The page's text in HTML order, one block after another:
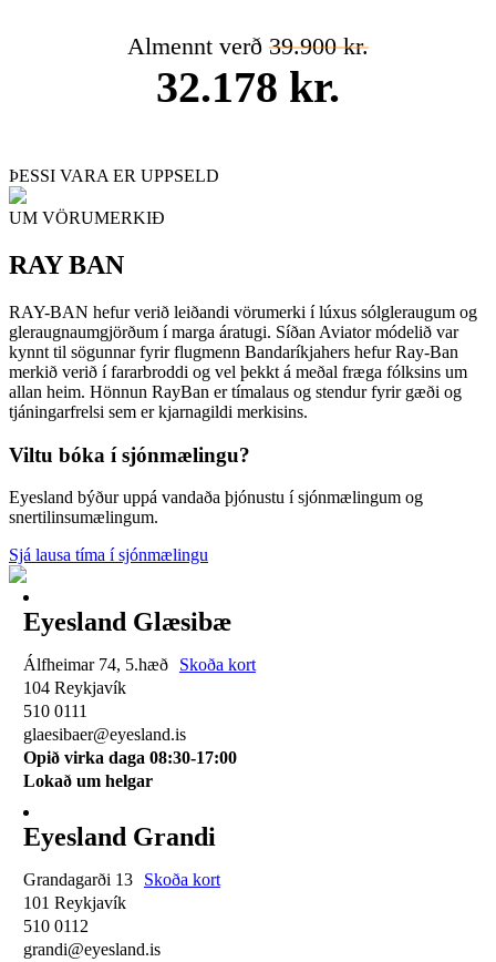
Almennt verð 39.900 kr.
32.178 kr.
ÞESSI VARA ER UPPSELD
UM VÖRUMERKIÐ
RAY BAN
RAY-BAN hefur verið leiðandi vörumerki í lúxus sólgleraugum og
gleraugnaumgjörðum í marga áratugi. Síðan Aviator módelið var
kynnt til sögunnar fyrir flugmenn Bandaríkjahers hefur Ray-Ban
merkið verið í fararbroddi og vel þekkt á meðal fræga fólksins um
allan heim. Hönnun RayBan er tímalaus og stendur fyrir gæði og
tjáningarfrelsi sem er kjarnagildi merkisins.
Viltu bóka í sjónmælingu?
Eyesland býður uppá vandaða þjónustu í sjónmælingum og
snertilinsumælingum.
Sjá lausa tíma í sjónmælingu
Eyesland Glæsibæ
Álfheimar 74, 5.hæð
Skoða kort
104 Reykjavík
510 0111
glaesibaer@eyesland.is
Opið virka daga 08:30-17:00
Lokað um helgar
Eyesland Grandi
Grandagarði 13
Skoða kort
101 Reykjavík
510 0112
grandi@eyesland.is